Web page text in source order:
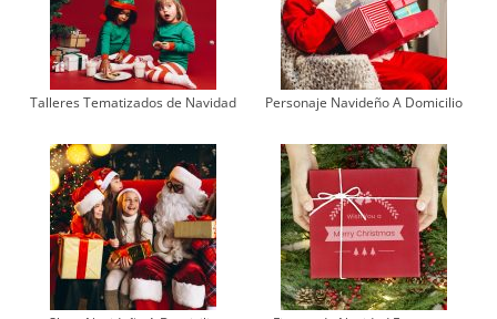
Talleres Tematizados de Navidad Personaje Navideño A Domicilio